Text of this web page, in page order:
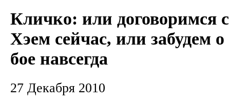
Кличко: или договоримся с
Хэем сейчас, или забудем о
бое навсегда
27 Декабря 2010